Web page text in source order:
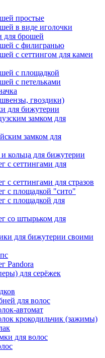
простые
в виде иголочки
для брошей
с филигранью
с сеттингом для камеи
с площадкой
с петельками
гвоздики)
для бижутерии
замком для
замком для
кольца для бижутерии
с сеттингами для
с сеттингами для стразов
с площадкой "сито"
с площадкой для
со штырьком для
для бижутерии своими
Pandora
для серёжек
для волос
автомат
крокодильчик (зажимы)
для волос